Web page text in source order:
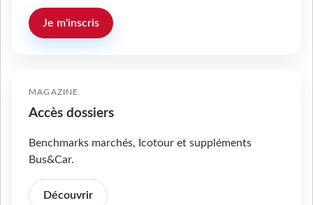
Je m'inscris
MAGAZINE
Accès dossiers
Benchmarks marchés, Icotour et suppléments
Bus&Car.
Découvrir